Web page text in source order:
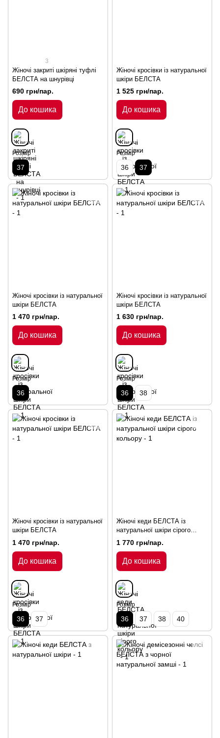
3
Жіночі закриті шкіряні туфлі
БЕЛСТА на шнурівці
690 грн/пар.
До кошика
Розмір
37
Жіночі кросівки із натуральної
шкіри БЕЛСТА
1 525 грн/пар.
До кошика
Розмір
36 37
Жіночі кросівки із натуральної
шкіри БЕЛСТА
1 470 грн/пар.
До кошика
Розмір
36
Жіночі кросівки із натуральної
шкіри БЕЛСТА
1 630 грн/пар.
До кошика
Розмір
36 38
Жіночі кросівки із натуральної
шкіри БЕЛСТА
1 470 грн/пар.
До кошика
Розмір
36 37
Жіночі кеди БЕЛСТА із
натуральної шкіри сірого
кольору
1 770 грн/пар.
До кошика
Розмір
36 37 38 40